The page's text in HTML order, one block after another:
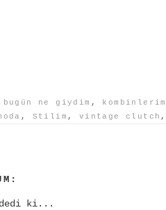
bugün ne giydim ,
, Stilim , vintage clutch
ki...